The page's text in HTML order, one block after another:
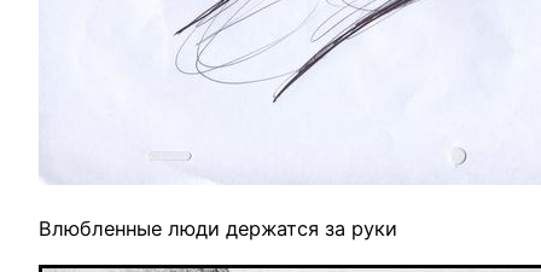
Влюбленные люди держатся за руки